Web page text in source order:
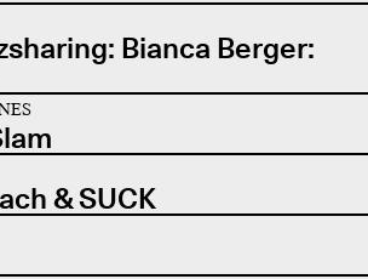
Bianca Berger:
& SUCK